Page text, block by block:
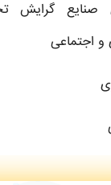
صنایع گرایش
و اجتماعی